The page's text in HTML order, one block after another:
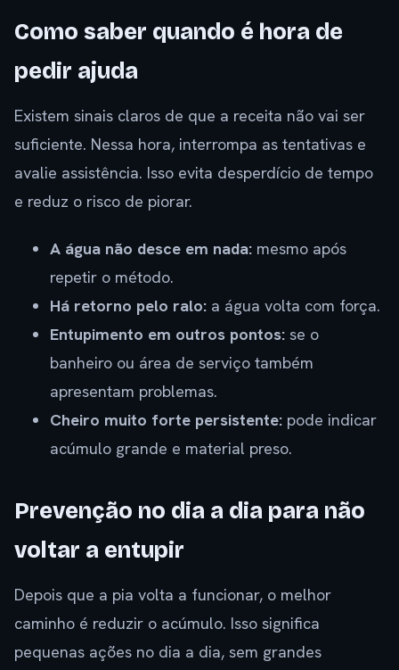
Como saber quando é hora de
pedir ajuda
Existem sinais claros de que a receita não vai ser
suficiente. Nessa hora, interrompa as tentativas e
avalie assistência. Isso evita desperdício de tempo
e reduz o risco de piorar.
A água não desce em nada: mesmo após
repetir o método.
Há retorno pelo ralo: a água volta com força.
Entupimento em outros pontos: se o
banheiro ou área de serviço também
apresentam problemas.
Cheiro muito forte persistente: pode indicar
acúmulo grande e material preso.
Prevenção no dia a dia para não
voltar a entupir
Depois que a pia volta a funcionar, o melhor
caminho é reduzir o acúmulo. Isso significa
pequenas ações no dia a dia, sem grandes